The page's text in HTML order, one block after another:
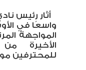
أثار رئيس
واسعًا في
المواجهة
الأخيرة
للمحترفين موسم